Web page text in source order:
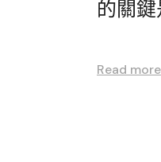
的關
Read more